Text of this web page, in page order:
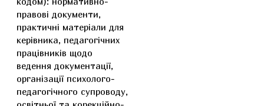
правові документи,
практичні матеріали для
керівника, педагогічних
працівників щодо
ведення документації,
організації психолого-
педагогічного супроводу,